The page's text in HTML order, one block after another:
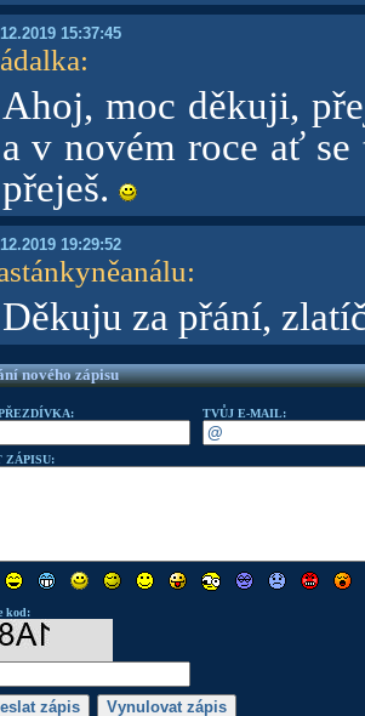
15:37:45
:
Ahoj, moc děkuji,
a v novém roce ať
přeješ.
19:29:52
:
Děkuju za přání,
nového zápisu
TVŮJ E-MAIL:
ZÁPISU:
kod: